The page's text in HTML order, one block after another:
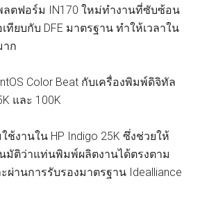
ลตฟอร์ม IN170 ใหม่ทำงานที่ซับซ้อน
ทียบกับ DFE มาตรฐาน ทำให้เวลาใน
าก
Color Beat กับเครื่องพิมพ์ดิจิทัล
และ 100K
งานใน HP Indigo 25K ซึ่งช่วยให้
มัติว่าแท่นพิมพ์ผลิตงานได้ตรงตาม
ผ่านการรับรองมาตรฐาน Idealliance